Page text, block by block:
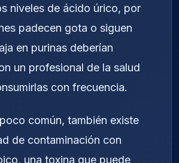
niveles de ácido úrico, por
padecen gota o siguen
en purinas deberían
un profesional de la salud
con frecuencia.
común, también existe
de contaminación con
una toxina que puede